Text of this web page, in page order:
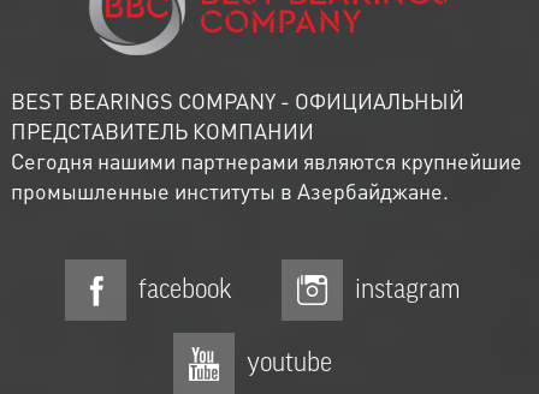
BEST BEARINGS COMPANY - ОФИЦИАЛЬНЫЙ
ПРЕДСТАВИТЕЛЬ КОМПАНИИ
Сегодня нашими партнерами являются крупнейшие
промышленные институты в Азербайджане.
facebook instagram
youtube